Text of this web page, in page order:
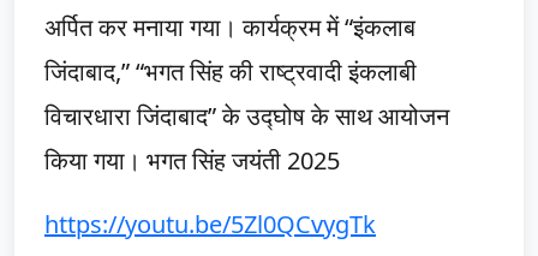
अर्पित कर मनाया गया। कार्यक्रम में “इंकलाब
जिंदाबाद,” “भगत सिंह की राष्ट्रवादी इंकलाबी
विचारधारा जिंदाबाद” के उद्घोष के साथ आयोजन
किया गया। भगत सिंह जयंती 2025
https://youtu.be/5Zl0QCvygTk